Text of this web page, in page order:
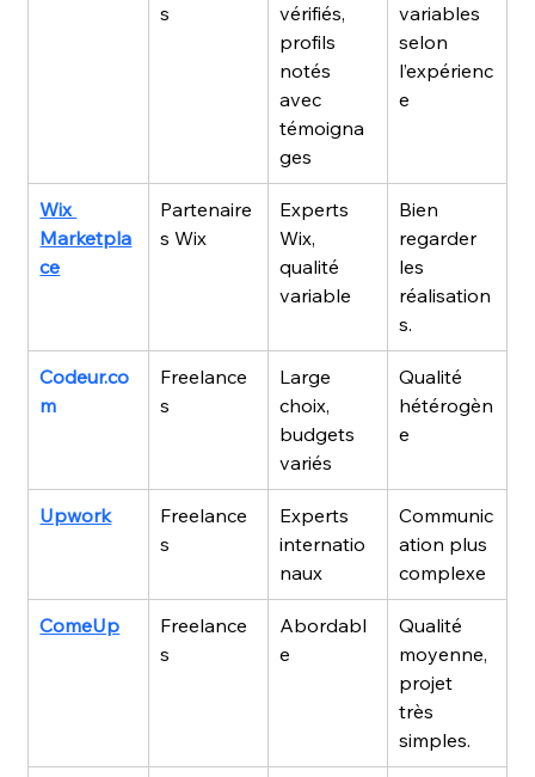
s
vérifiés,
profils
notés
avec
témoigna
ges
variables
selon
l’expérienc
e
Wix
Marketpla
ce
Partenaire
s Wix
Experts
Wix,
qualité
variable
Bien
regarder
les
réalisation
s.
Codeur.co
m
Freelance
s
Large
choix,
budgets
variés
Qualité
hétérogèn
e
Upwork
Freelance
s
Experts
internatio
naux
Communic
ation plus
complexe
ComeUp
Freelance
s
Abordabl
e
Qualité
moyenne,
projet
très
simples.